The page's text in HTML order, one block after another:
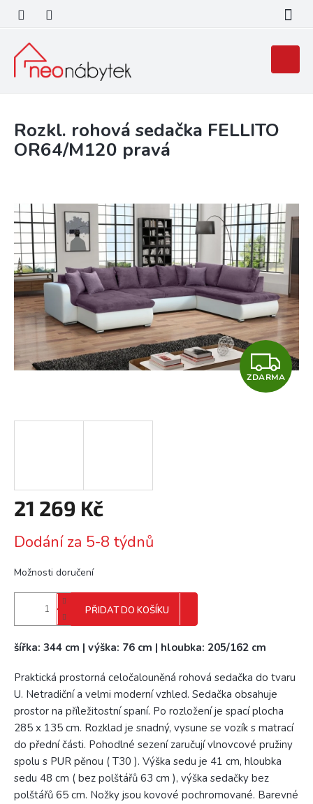
obsah
košík
Rozkl. rohová sedačka FELLITO
OR64/M120 pravá
Z
D
ZDARMA
21 269 Kč
cena:
Dodání za 5-8 týdnů
Možnosti doručení
PŘIDAT DO KOŠÍKU
šířka: 344 cm | výška: 76 cm | hloubka: 205/162 cm
Praktická prostorná celočalouněná rohová sedačka do tvaru
U. Netradiční a velmi moderní vzhled. Sedačka obsahuje
prostor na příležitostní spaní. Po rozložení je spací plocha
285 x 135 cm. Rozklad je snadný, vysune se vozík s matrací
do přední části. Pohodlné sezení zaručují vlnovcové pružiny
spolu s PUR pěnou ( T30 ). Výška sedu je 41 cm, hloubka
sedu 48 cm ( bez polštářů 63 cm ), výška sedačky bez
polštářů 65 cm. Nožky jsou kovové pochromované. Barevné